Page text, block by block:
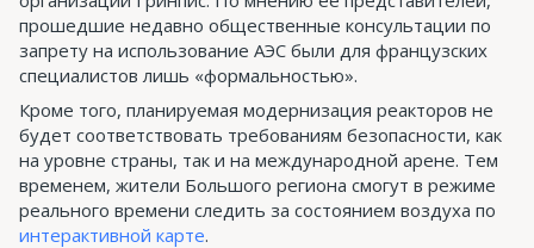
прошедшие недавно общественные консультации по
запрету на использование АЭС были для французских
специалистов лишь «формальностью».
Кроме того, планируемая модернизация реакторов не
будет соответствовать требованиям безопасности, как
на уровне страны, так и на международной арене. Тем
временем, жители Большого региона смогут в режиме
реального времени следить за состоянием воздуха по
интерактивной карте.